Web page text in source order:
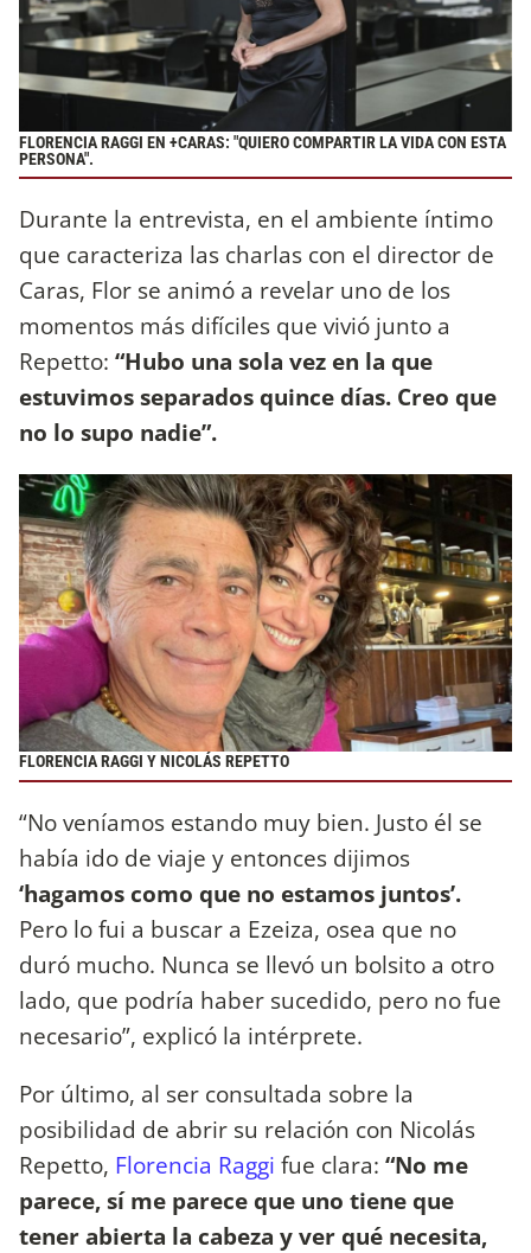
FLORENCIA RAGGI EN +CARAS: "QUIERO COMPARTIR LA VIDA CON ESTA
PERSONA".
Durante la entrevista, en el ambiente íntimo
que caracteriza las charlas con el director de
Caras, Flor se animó a revelar uno de los
momentos más difíciles que vivió junto a
Repetto: “Hubo una sola vez en la que
estuvimos separados quince días. Creo que
no lo supo nadie”.
FLORENCIA RAGGI Y NICOLÁS REPETTO
“No veníamos estando muy bien. Justo él se
había ido de viaje y entonces dijimos
‘hagamos como que no estamos juntos’.
Pero lo fui a buscar a Ezeiza, osea que no
duró mucho. Nunca se llevó un bolsito a otro
lado, que podría haber sucedido, pero no fue
necesario”, explicó la intérprete.
Por último, al ser consultada sobre la
posibilidad de abrir su relación con Nicolás
Repetto, Florencia Raggi fue clara: “No me
parece, sí me parece que uno tiene que
tener abierta la cabeza y ver qué necesita,